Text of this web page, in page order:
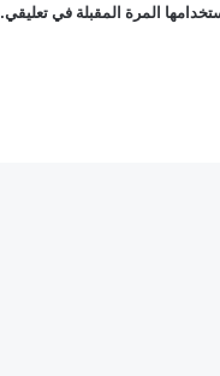
المرة المقبلة في تعليقي.